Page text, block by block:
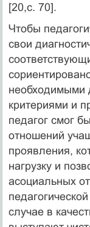
[20,с. 70].
Чтобы
свои
необходимыми
критериями и
педагог смог
отношений
проявления,
нагрузку и
асоциальных
случае в